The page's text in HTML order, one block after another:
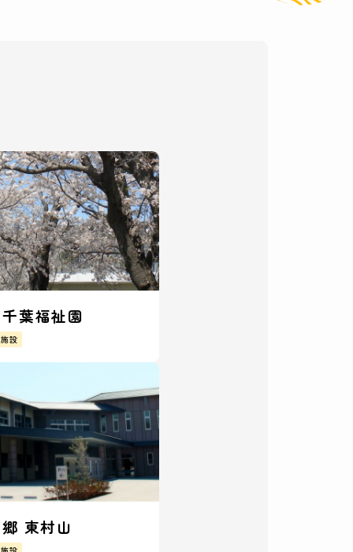
葉福祉園
設
東村山